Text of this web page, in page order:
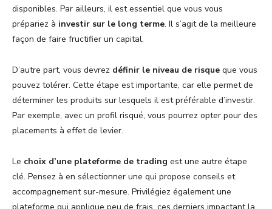
disponibles. Par ailleurs, il est essentiel que vous vous
prépariez à investir sur le long terme. Il s’agit de la meilleure
façon de faire fructifier un capital.
D’autre part, vous devrez définir le niveau de risque que vous
pouvez tolérer. Cette étape est importante, car elle permet de
déterminer les produits sur lesquels il est préférable d’investir.
Par exemple, avec un profil risqué, vous pourrez opter pour des
placements à effet de levier.
Le choix d’une plateforme de trading est une autre étape
clé. Pensez à en sélectionner une qui propose conseils et
accompagnement sur-mesure. Privilégiez également une